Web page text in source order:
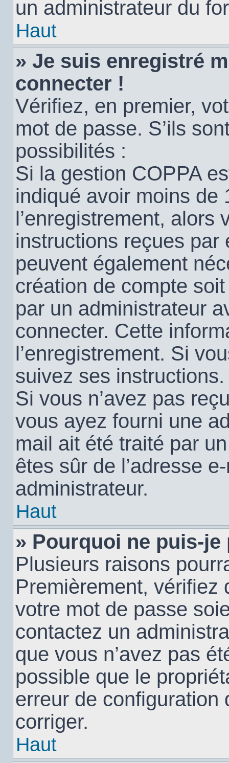
un administrateur du
Haut
» Je suis enregistré
connecter !
Vérifiez, en premier,
mot de passe. S’ils
possibilités :
Si la gestion COPPA
indiqué avoir moins de
l’enregistrement, alors
instructions reçues par
peuvent également
création de compte
par un administrateur
connecter. Cette
l’enregistrement. Si
suivez ses instructions.
Si vous n’avez pas
vous ayez fourni une
mail ait été traité par
êtes sûr de l’adresse
administrateur.
Haut
» Pourquoi ne puis-
Plusieurs raisons
Premièrement, vérifiez
votre mot de passe
contactez un
que vous n’avez pas
possible que le
erreur de configuration
corriger.
Haut